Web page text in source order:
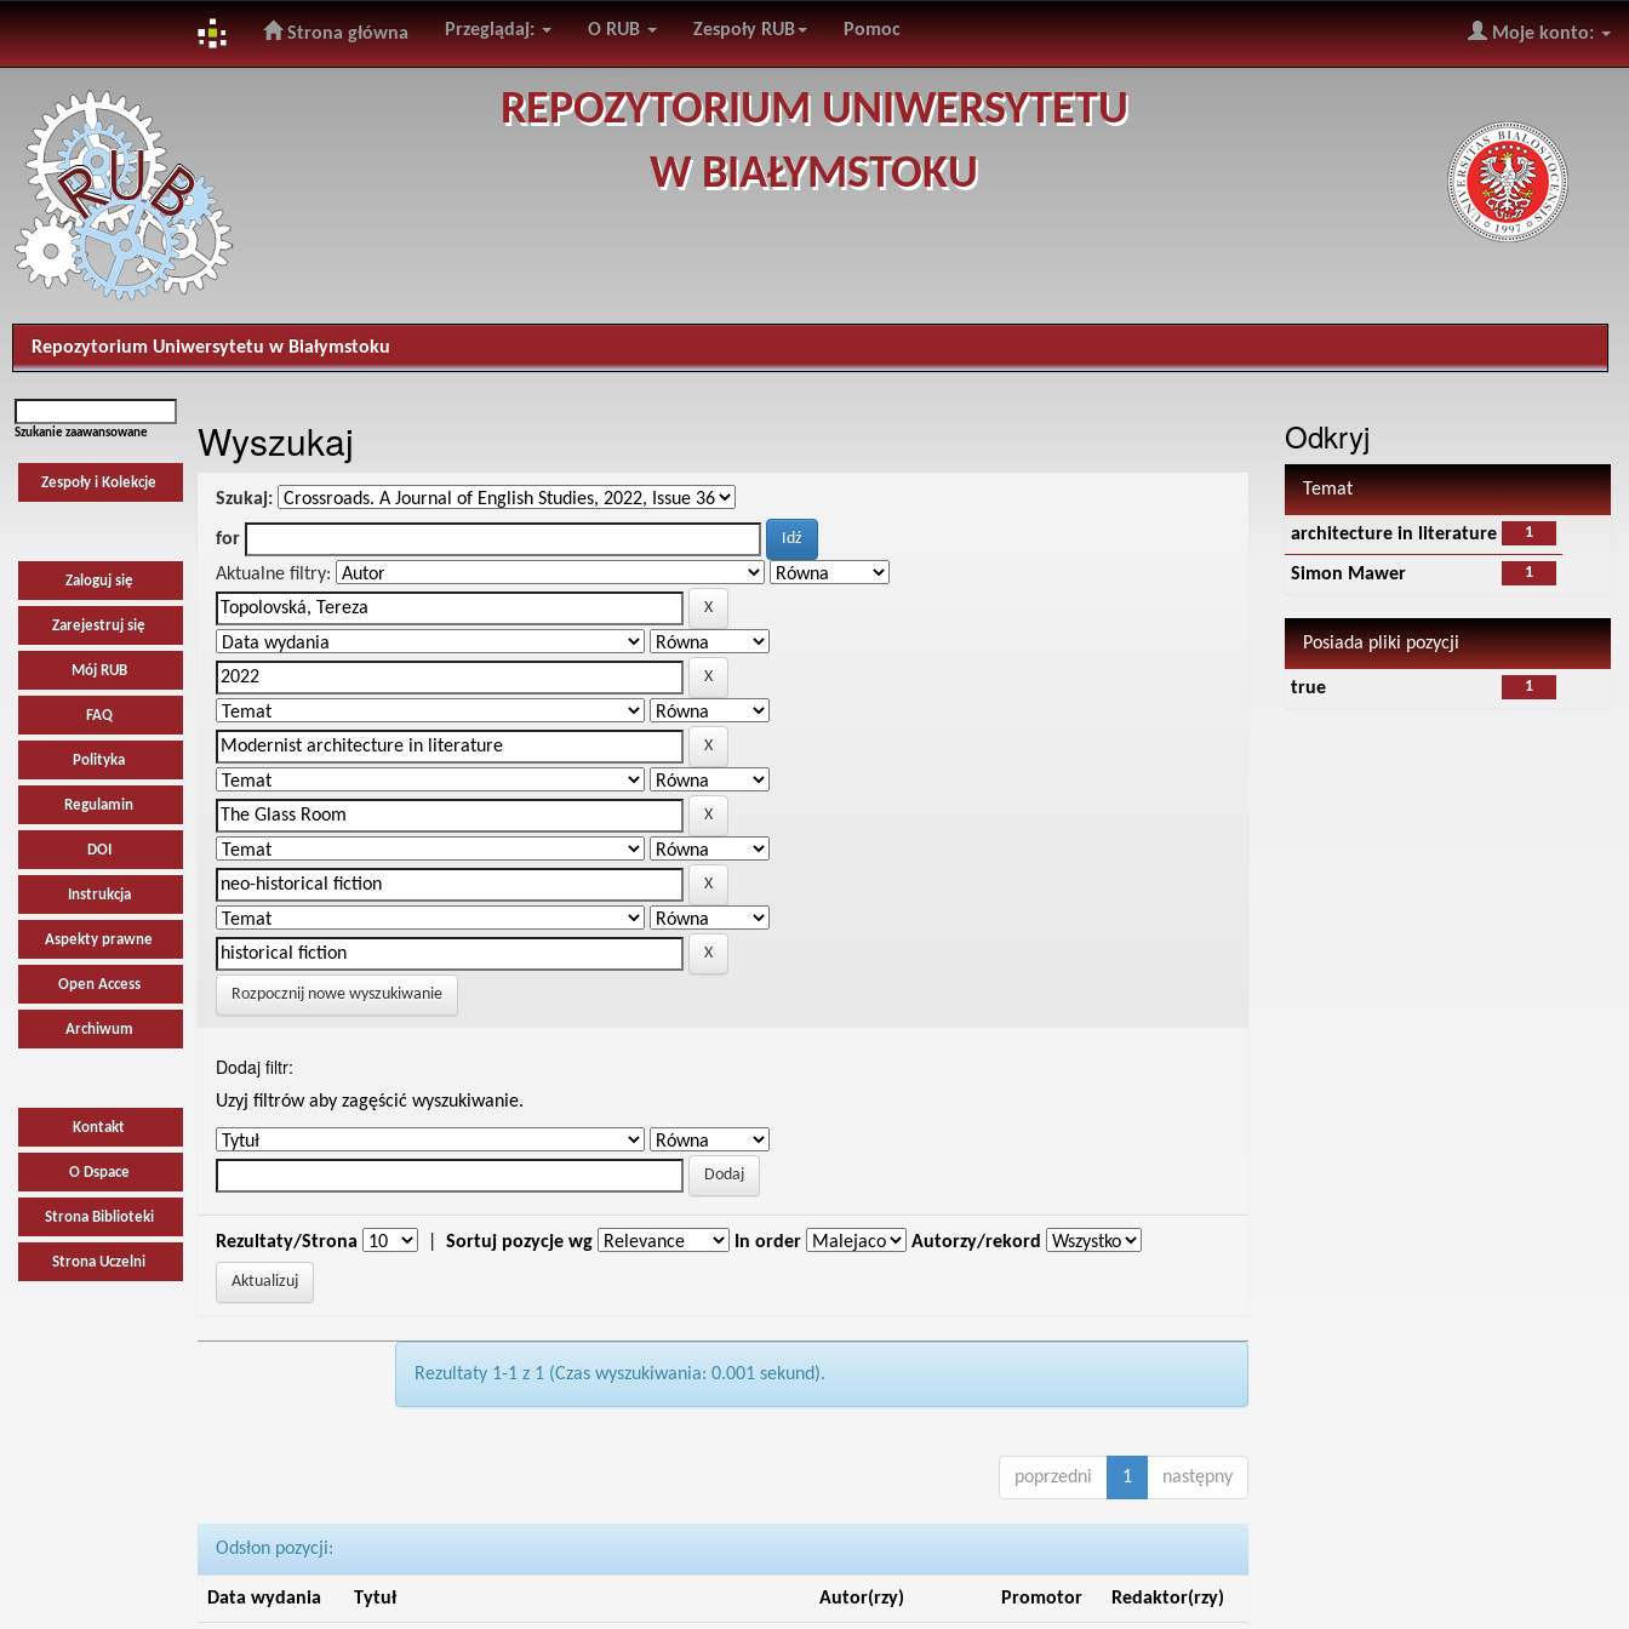
navigation
Strona główna Przeglądaj: O RUB Zespoły RUB Pomoc Moje konto:
REPOZYTORIUM UNIWERSYTETU
W BIAŁYMSTOKU
Repozytorium Uniwersytetu w Białymstoku
Szukanie zaawansowane
Zespoły i Kolekcje
Zaloguj się
Zarejestruj się
Mój RUB
FAQ
Polityka
Regulamin
DOI
Instrukcja
Aspekty prawne
Open Access
Archiwum
Kontakt
O Dspace
Strona Biblioteki
Strona Uczelni
Wyszukaj
Szukaj:
for
Aktualne filtry:
Rozpocznij nowe wyszukiwanie
Dodaj filtr:
Uzyj filtrów aby zagęścić wyszukiwanie.
Rezultaty/Strona Sortuj pozycje wg In order Autorzy/rekord
Rezultaty 1-1 z 1 (Czas wyszukiwania: 0.001 sekund).
poprzedni 1 następny
Odsłon pozycji:
Data wydania Tytuł Autor(rzy) Promotor Redaktor(rzy)
Odkryj
Temat
1
architecture in literature
1
Simon Mawer
Posiada pliki pozycji
1
true